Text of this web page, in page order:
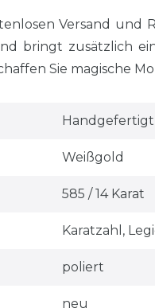
Versand
bringt zusätzlich
Sie magische
Handgefertigt
Weißgold
585 / 14 Karat
Karatzahl,
poliert
neu